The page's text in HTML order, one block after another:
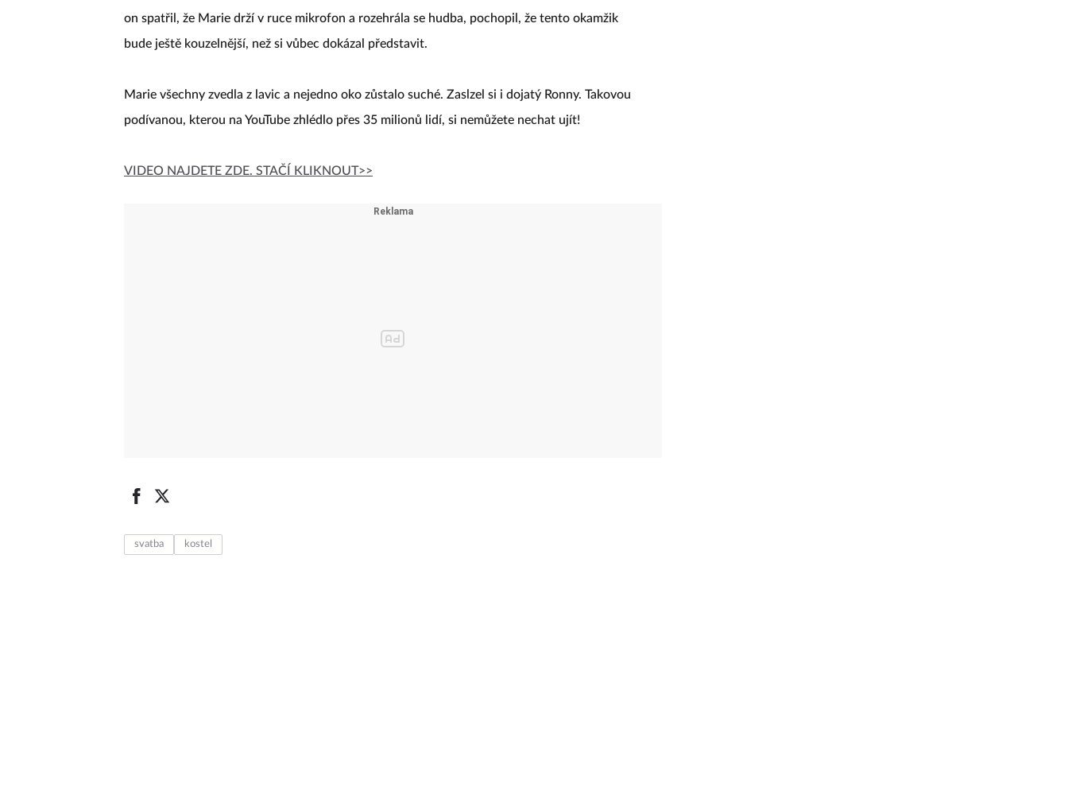
on spatřil, že Marie drží v ruce mikrofon a rozehrála se hudba, pochopil, že tento okamžik
bude ještě kouzelnější, než si vůbec dokázal představit.
Marie všechny zvedla z lavic a nejedno oko zůstalo suché. Zaslzel si i dojatý Ronny. Takovou
podívanou, kterou na YouTube zhlédlo přes 35 milionů lidí, si nemůžete nechat ujít!
VIDEO NAJDETE ZDE. STAČÍ KLIKNOUT>>
svatba kostel